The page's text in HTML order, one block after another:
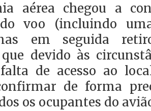
aérea chegou a
voo (incluindo
em seguida
devido às
de acesso ao
de forma
os ocupantes do